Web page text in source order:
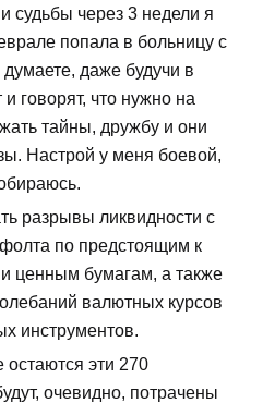
судьбы через 3 недели я
попала в больницу с
даже будучи в
говорят, что нужно на
тайны, дружбу и они
Настрой у меня боевой,
разрывы ликвидности с
по предстоящим к
ценным бумагам, а также
валютных курсов
инструментов.
остаются эти 270
очевидно, потрачены